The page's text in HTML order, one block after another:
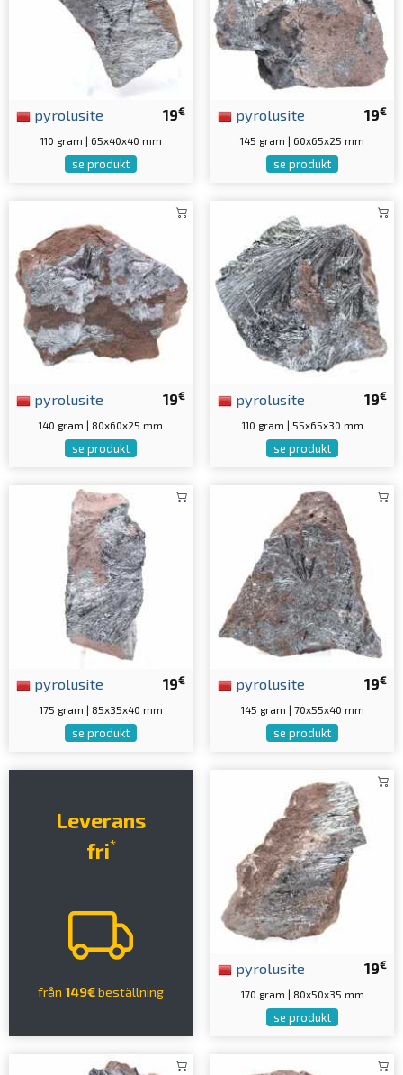
19€
pyrolusite
110 gram | 65x40x40 mm
se produkt
19€
pyrolusite
145 gram | 60x65x25 mm
se produkt
19€
pyrolusite
140 gram | 80x60x25 mm
se produkt
19€
pyrolusite
110 gram | 55x65x30 mm
se produkt
19€
pyrolusite
175 gram | 85x35x40 mm
se produkt
19€
pyrolusite
145 gram | 70x55x40 mm
se produkt
Leverans
fri*
från 149€beställning
19€
pyrolusite
170 gram | 80x50x35 mm
se produkt